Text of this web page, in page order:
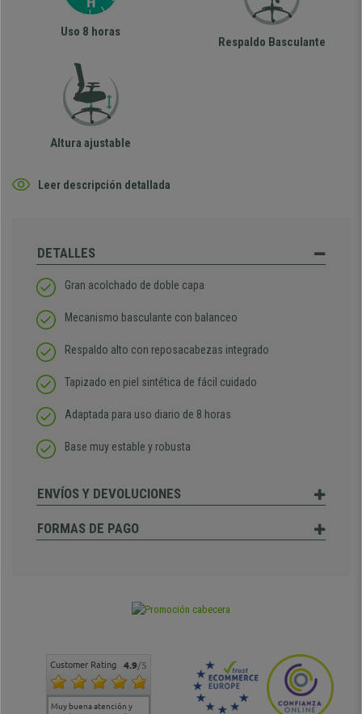
Uso 8 horas
Respaldo Basculante
Altura ajustable
Leer descripción detallada
DETALLES
Gran acolchado de doble capa
Mecanismo basculante con balanceo
Respaldo alto con reposacabezas integrado
Tapizado en piel sintética de fácil cuidado
Adaptada para uso diario de 8 horas
Base muy estable y robusta
ENVÍOS Y DEVOLUCIONES
FORMAS DE PAGO
Customer Rating 4.9/5
Muy buena atención y
Muy buena atención de
Si estoy contento